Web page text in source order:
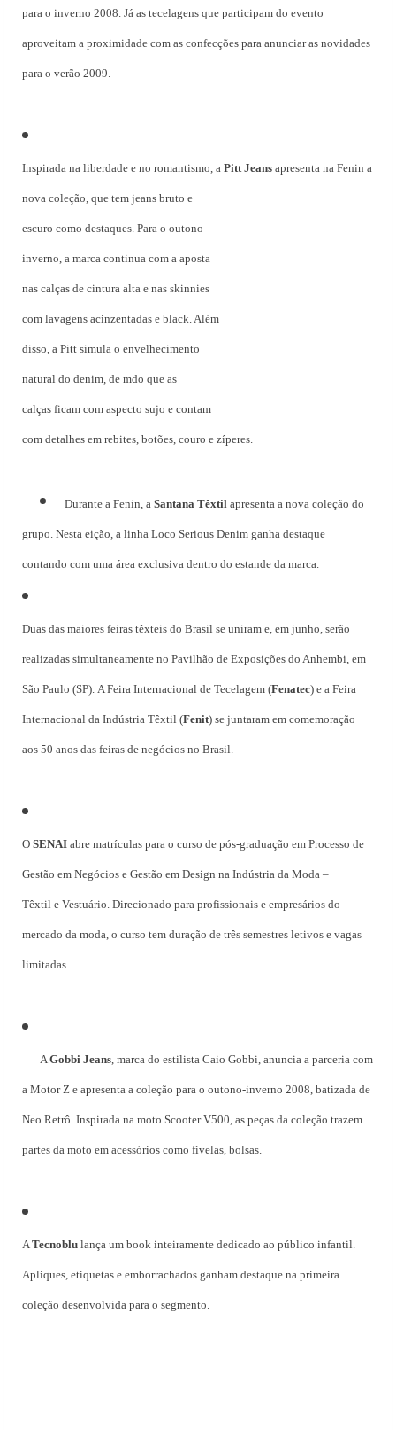
para o inverno 2008. Já as tecelagens que participam do evento
aproveitam a proximidade com as confecções para anunciar as novidades
para o verão 2009.
Inspirada na liberdade e no romantismo, a Pitt Jeans apresenta na Fenin a
nova coleção, que tem jeans bruto e
escuro como destaques. Para o outono-
inverno, a marca continua com a aposta
nas calças de cintura alta e nas skinnies
com lavagens acinzentadas e black. Além
disso, a Pitt simula o envelhecimento
natural do denim, de mdo que as
calças ficam com aspecto sujo e contam
com detalhes em rebites, botões, couro e zíperes.
Durante a Fenin, a Santana Têxtil apresenta a nova coleção do
grupo. Nesta eição, a linha Loco Serious Denim ganha destaque
contando com uma área exclusiva dentro do estande da marca.
Duas das maiores feiras têxteis do Brasil se uniram e, em junho, serão
realizadas simultaneamente no Pavilhão de Exposições do Anhembi, em
São Paulo (SP). A Feira Internacional de Tecelagem (Fenatec) e a Feira
Internacional da Indústria Têxtil (Fenit) se juntaram em comemoração
aos 50 anos das feiras de negócios no Brasil.
O SENAI abre matrículas para o curso de pós-graduação em Processo de
Gestão em Negócios e Gestão em Design na Indústria da Moda –
Têxtil e Vestuário. Direcionado para profissionais e empresários do
mercado da moda, o curso tem duração de três semestres letivos e vagas
limitadas.
AGobbi Jeans, marca do estilista Caio Gobbi, anuncia a parceria com
a Motor Z e apresenta a coleção para o outono-inverno 2008, batizada de
Neo Retrô. Inspirada na moto Scooter V500, as peças da coleção trazem
partes da moto em acessórios como fivelas, bolsas.
ATecnoblu lança um book inteiramente dedicado ao público infantil.
Apliques, etiquetas e emborrachados ganham destaque na primeira
coleção desenvolvida para o segmento.